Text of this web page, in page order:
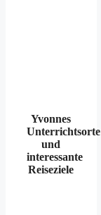
Yvonnes
Unterrichtsorte
und
interessante
Reiseziele